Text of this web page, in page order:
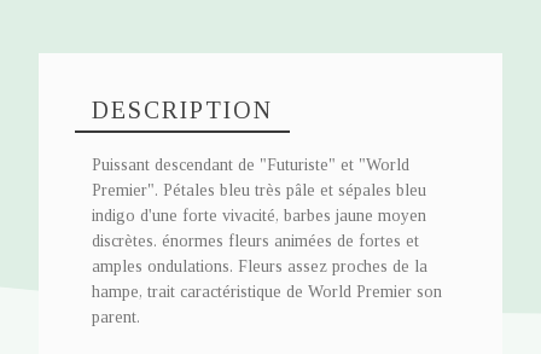
DESCRIPTION
Puissant descendant de "Futuriste" et "World
Premier". Pétales bleu très pâle et sépales bleu
indigo d'une forte vivacité, barbes jaune moyen
discrètes. énormes fleurs animées de fortes et
amples ondulations. Fleurs assez proches de la
hampe, trait caractéristique de World Premier son
parent.